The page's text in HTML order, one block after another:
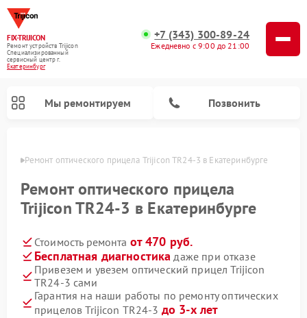
FIX-TRIJICON
Ремонт устройств Trijicon
Специализированный
cервисный центр г.
Екатеринбург
+7 (343) 300-89-24
Ежедневно с 9:00 до 21:00
Мы ремонтируем Позвонить
Ремонт оптического прицела Trijicon TR24-3 в Екатеринбурге
Ремонт оптического прицела
Trijicon TR24-3 в Екатеринбурге
Стоимость ремонта от 470 руб.
Бесплатная диагностика даже при отказе
Привезем и увезем оптический прицел Trijicon
TR24-3 сами
Гарантия на наши работы по ремонту оптических
прицелов Trijicon TR24-3 до 3-х лет